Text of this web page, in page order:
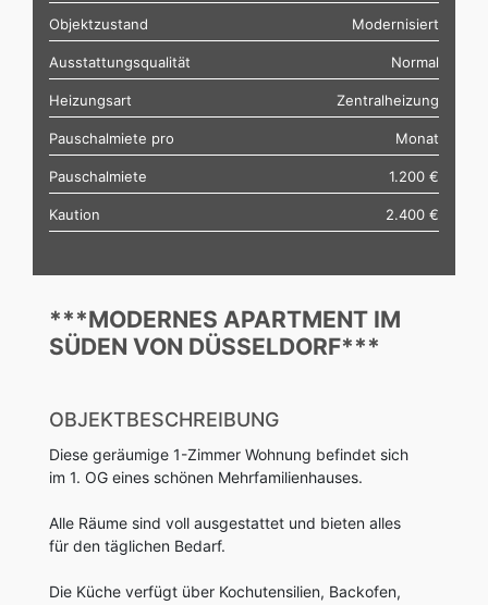
Objektzustand Modernisiert
Ausstattungsqualität Normal
Heizungsart Zentralheizung
Pauschalmiete pro Monat
Pauschalmiete 1.200 €
Kaution 2.400 €
***MODERNES APARTMENT IM
SÜDEN VON DÜSSELDORF***
OBJEKTBESCHREIBUNG
Diese geräumige 1-Zimmer Wohnung befindet sich
im 1. OG eines schönen Mehrfamilienhauses.
Alle Räume sind voll ausgestattet und bieten alles
für den täglichen Bedarf.
Die Küche verfügt über Kochutensilien, Backofen,